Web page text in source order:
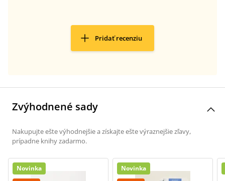
Pridať recenziu
Zvýhodnené sady
Nakupujte ešte výhodnejšie a získajte ešte výraznejšie zľavy,
prípadne knihy zadarmo.
Novinka
Novinka